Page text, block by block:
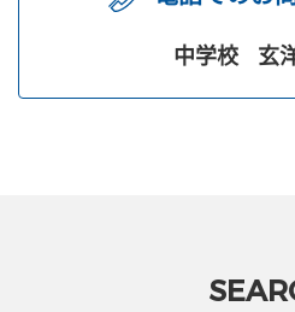
中学校 玄